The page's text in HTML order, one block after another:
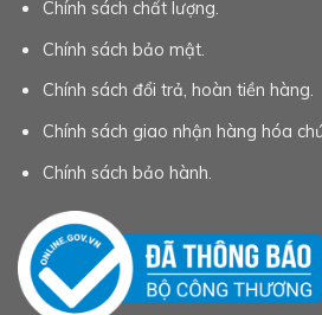
Chính sách chất lượng.
Chính sách bảo mật.
Chính sách đổi trả, hoàn tiền hàng.
Chính sách giao nhận hàng hóa
Chính sách bảo hành.